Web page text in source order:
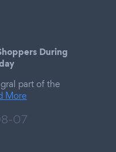
During
part of the
More
07